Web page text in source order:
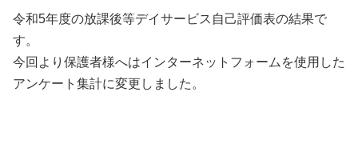
令和5年度の放課後等デイサービス自己評価表の結果で
す。
今回より保護者様へはインターネットフォームを使用した
アンケート集計に変更しました。